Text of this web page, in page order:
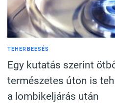
TEHERBEESÉS
Egy kutatás szerint
természetes úton is
a lombikeljárás után